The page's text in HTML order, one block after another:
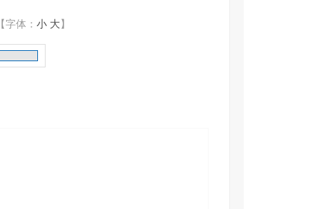
【字体： 小 大】